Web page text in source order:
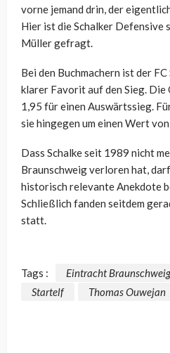
vorne jemand drin, der
Hier ist die Schalker Defensive
Müller gefragt.
Bei den Buchmachern ist der
klarer Favorit auf den Sieg. Die
1,95 für einen Auswärtssieg.
sie hingegen um einen Wert
Dass Schalke seit 1989 nicht
Braunschweig verloren hat,
historisch relevante Anekdote
Schließlich fanden seitdem
statt.
Tags : Eintracht Braunschweig
Startelf
Thomas Ouwejan